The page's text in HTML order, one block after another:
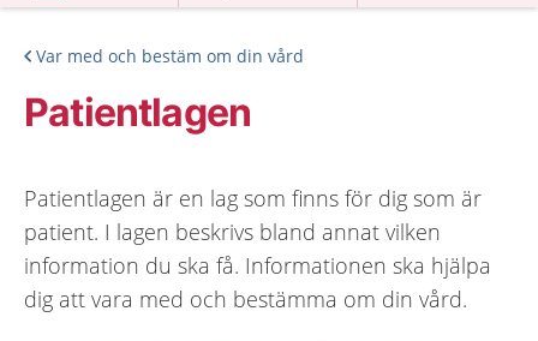
Var med och bestäm om din vård
Patientlagen
Patientlagen är en lag som finns för dig som är
patient. I lagen beskrivs bland annat vilken
information du ska få. Informationen ska hjälpa
dig att vara med och bestämma om din vård.